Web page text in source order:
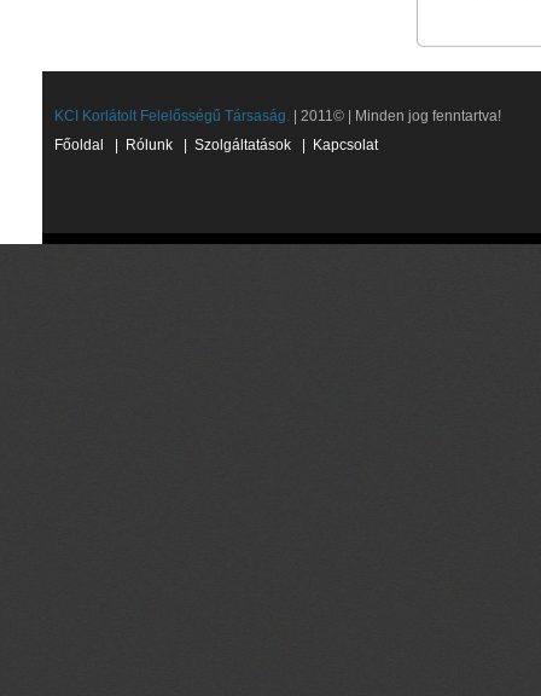
KCI Korlátolt Felelősségű Társaság. | 2011© | Minden jog fenntartva!
Főoldal
Rólunk Szolgáltatások Kapcsolat